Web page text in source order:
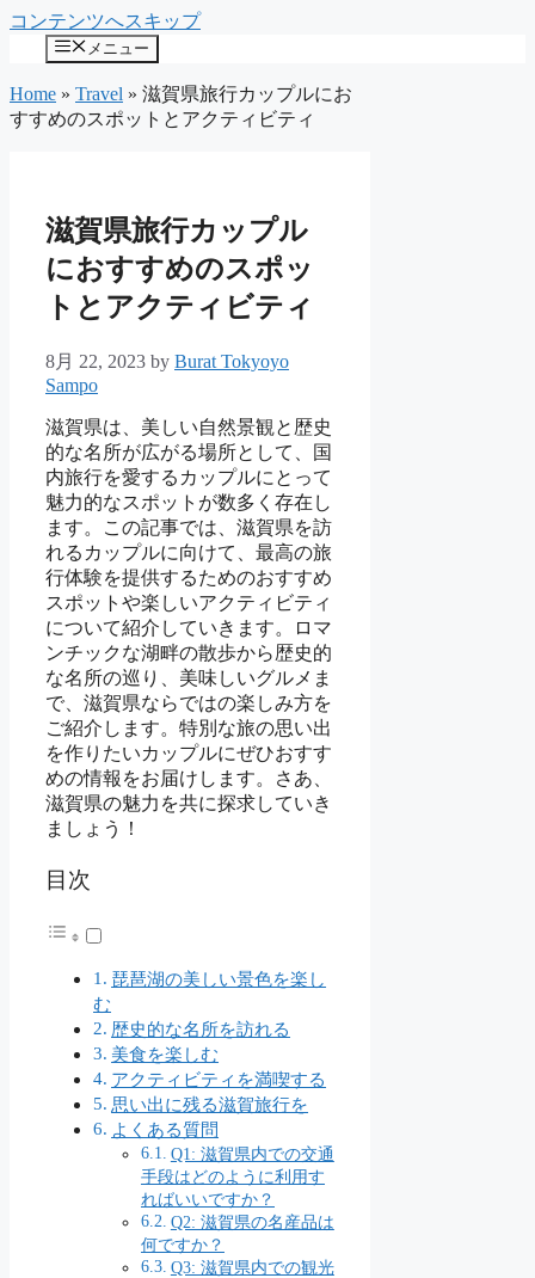
コンテンツへスキップ
メニュー
Home » Travel » 滋賀県旅行カップルにお
すすめのスポットとアクティビティ
滋賀県旅行カップル
におすすめのスポッ
トとアクティビティ
8月 22, 2023 by Burat Tokyoyo
Sampo
滋賀県は、美しい自然景観と歴史
的な名所が広がる場所として、国
内旅行を愛するカップルにとって
魅力的なスポットが数多く存在し
ます。この記事では、滋賀県を訪
れるカップルに向けて、最高の旅
行体験を提供するためのおすすめ
スポットや楽しいアクティビティ
について紹介していきます。ロマ
ンチックな湖畔の散歩から歴史的
な名所の巡り、美味しいグルメま
で、滋賀県ならではの楽しみ方を
ご紹介します。特別な旅の思い出
を作りたいカップルにぜひおすす
めの情報をお届けします。さあ、
滋賀県の魅力を共に探求していき
ましょう！
目次
琵琶湖の美しい景色を楽し
む
歴史的な名所を訪れる
美食を楽しむ
アクティビティを満喫する
思い出に残る滋賀旅行を
よくある質問
Q1: 滋賀県内での交通
手段はどのように利用す
ればいいですか？
Q2: 滋賀県の名産品は
何ですか？
Q3: 滋賀県内での観光